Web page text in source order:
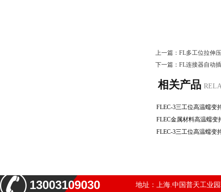
上一篇： FL多工位拉伸
下一篇： FL连接器自动
相关产品
13003109030 地址：上海.中国普天工业